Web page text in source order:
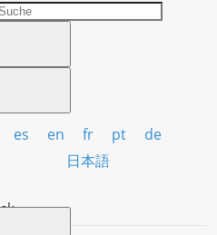
es en fr pt
de
日本語